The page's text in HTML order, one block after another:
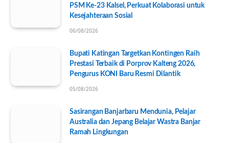
PSM Ke-23 Kalsel, Perkuat Kolaborasi untuk
Kesejahteraan Sosial
06/08/2026
Bupati Katingan Targetkan Kontingen Raih
Prestasi Terbaik di Porprov Kalteng 2026,
Pengurus KONI Baru Resmi Dilantik
05/08/2026
Sasirangan Banjarbaru Mendunia, Pelajar
Australia dan Jepang Belajar Wastra Banjar
Ramah Lingkungan